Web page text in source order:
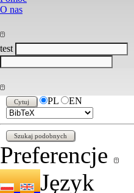
O nas
test
PL EN
Preferencje
Język